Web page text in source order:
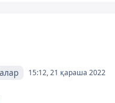
15:12, 21 қараша 2022